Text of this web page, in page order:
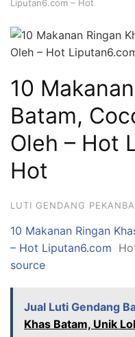
Liputan6.com – Hot
10
Batam,
Oleh – Hot
Hot
LUTI GENDANG
10 Makanan Ringan
– Hot Liputan6.com
source
Jual Luti Gendang
Khas Batam, Unik